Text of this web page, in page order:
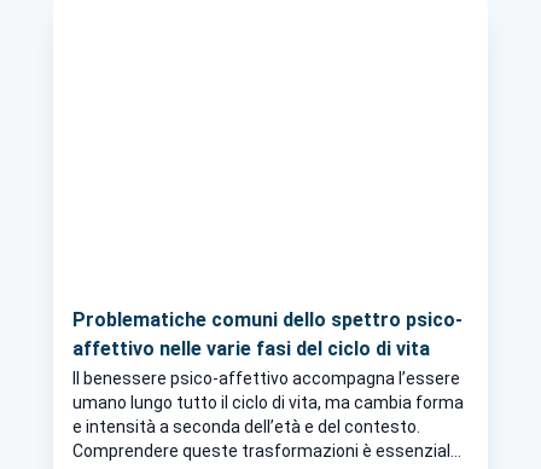
Problematiche comuni dello spettro psico-
affettivo nelle varie fasi del ciclo di vita
Il benessere psico-affettivo accompagna l’essere
umano lungo tutto il ciclo di vita, ma cambia forma
e intensità a seconda dell’età e del contesto.
Comprendere queste trasformazioni è essenziale